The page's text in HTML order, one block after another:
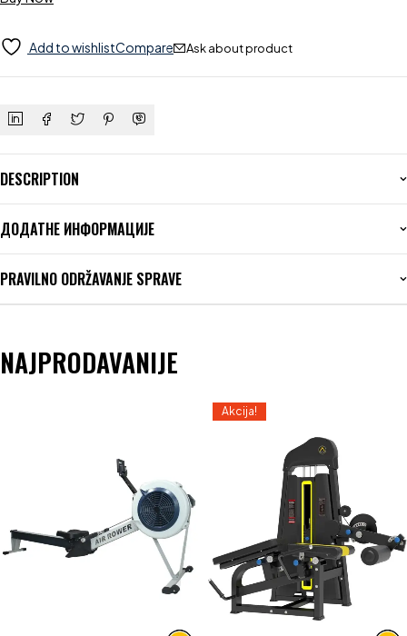
Add to wishlistCompare Ask about product
DESCRIPTION
ДОДАТНЕ ИНФОРМАЦИЈЕ
PRAVILNO ODRŽAVANJE SPRAVE
NAJPRODAVANIJE
Akcija!